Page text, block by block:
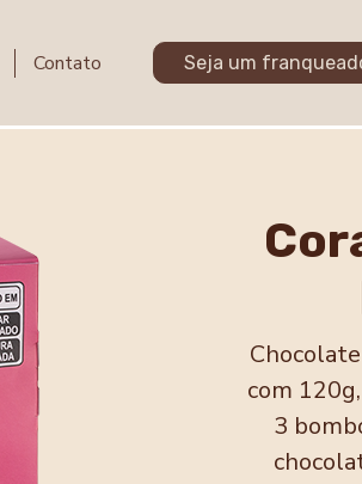
Contato Seja um
com
3